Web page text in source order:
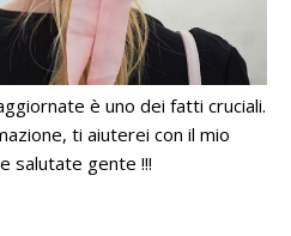
è uno dei fatti cruciali.
ti aiuterei con il mio
salutate gente !!!